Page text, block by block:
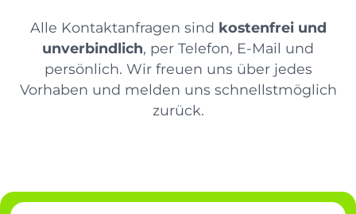
Alle Kontaktanfragen sind kostenfrei und
unverbindlich, per Telefon, E-Mail und
persönlich. Wir freuen uns über jedes
Vorhaben und melden uns schnellstmöglich
zurück.